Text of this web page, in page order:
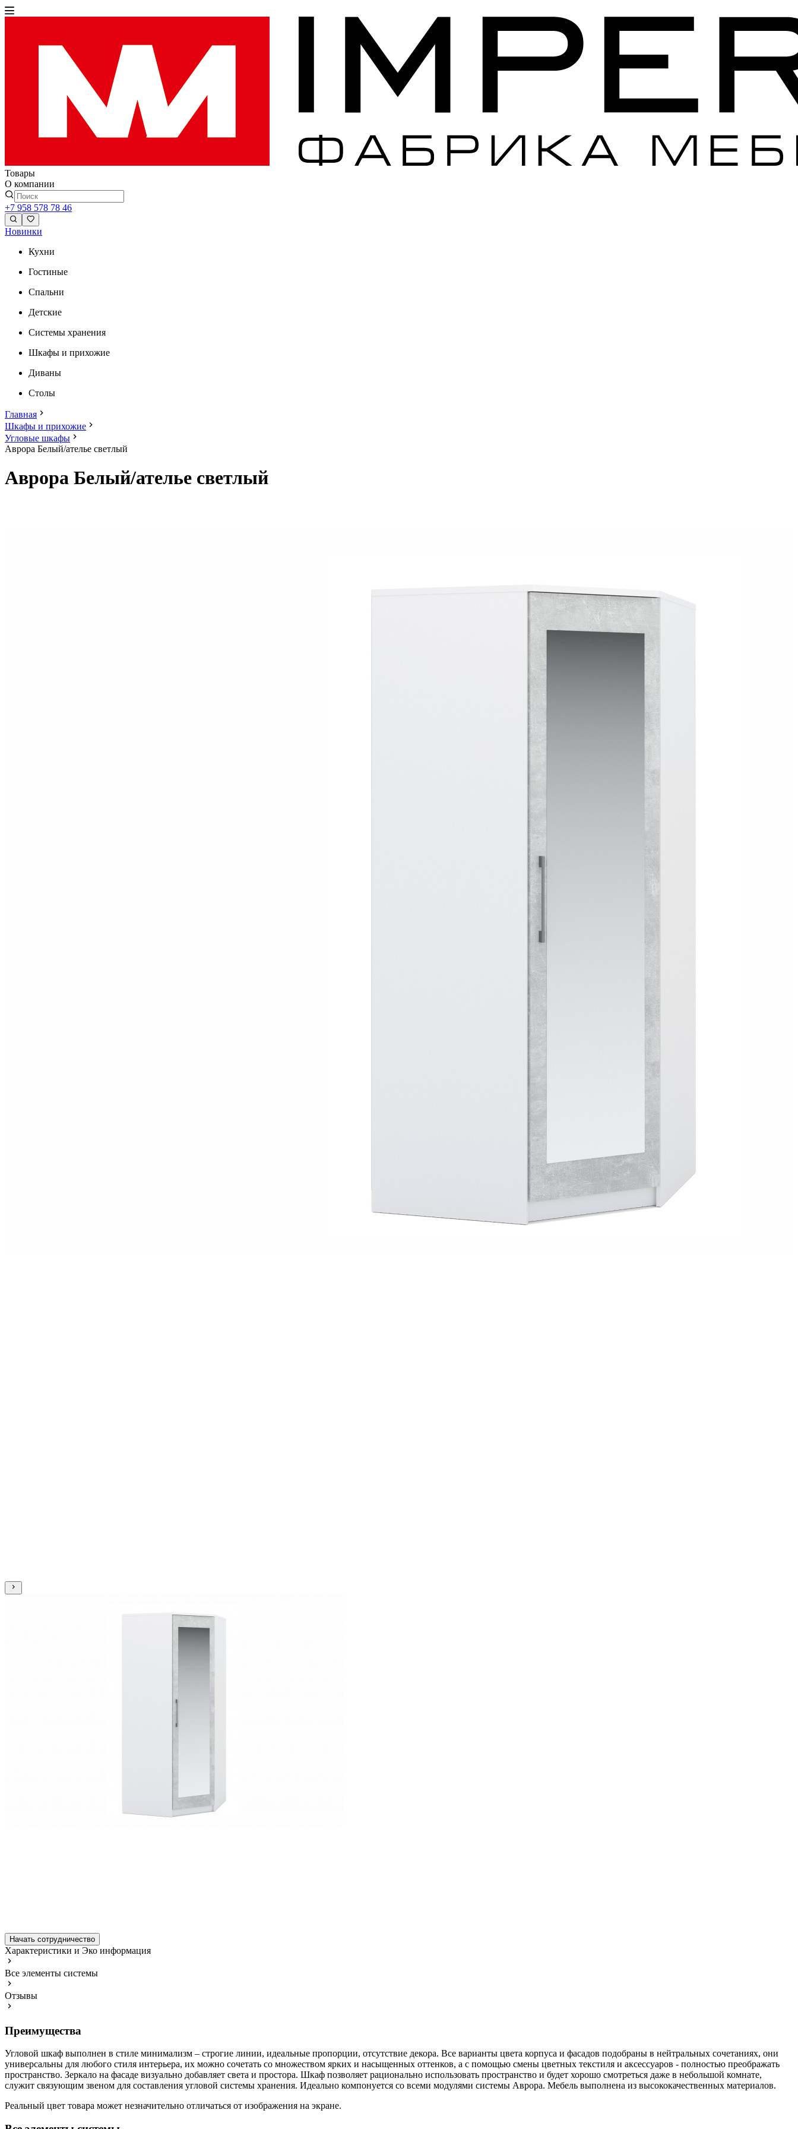
Товары
О компании
+7 958 578 78 46
Новинки
Кухни
Гостиные
Спальни
Детские
Системы хранения
Шкафы и прихожие
Диваны
Столы
Главная
Шкафы и прихожие
Угловые шкафы
Аврора Белый/ателье светлый
Аврора Белый/ателье светлый
Начать сотрудничество
Характеристики и Эко информация
Все элементы системы
Отзывы
Преимущества
Угловой шкаф выполнен в стиле минимализм – строгие линии, идеальные пропорции, отсутствие декора. Все варианты цвета корпуса и фасадов подобраны в нейтральных сочетаниях, они
универсальны для любого стиля интерьера, их можно сочетать со множеством ярких и насыщенных оттенков, а с помощью смены цветных текстиля и аксессуаров - полностью преображать
пространство. Зеркало на фасаде визуально добавляет света и простора. Шкаф позволяет рационально использовать пространство и будет хорошо смотреться даже в небольшой комнате,
служит связующим звеном для составления угловой системы хранения. Идеально компонуется со всеми модулями системы Аврора. Мебель выполнена из высококачественных материалов.
Реальный цвет товара может незначительно отличаться от изображения на экране.